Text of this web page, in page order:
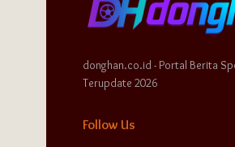
donghan.co.id - Portal Berita
Terupdate 2026
Follow Us